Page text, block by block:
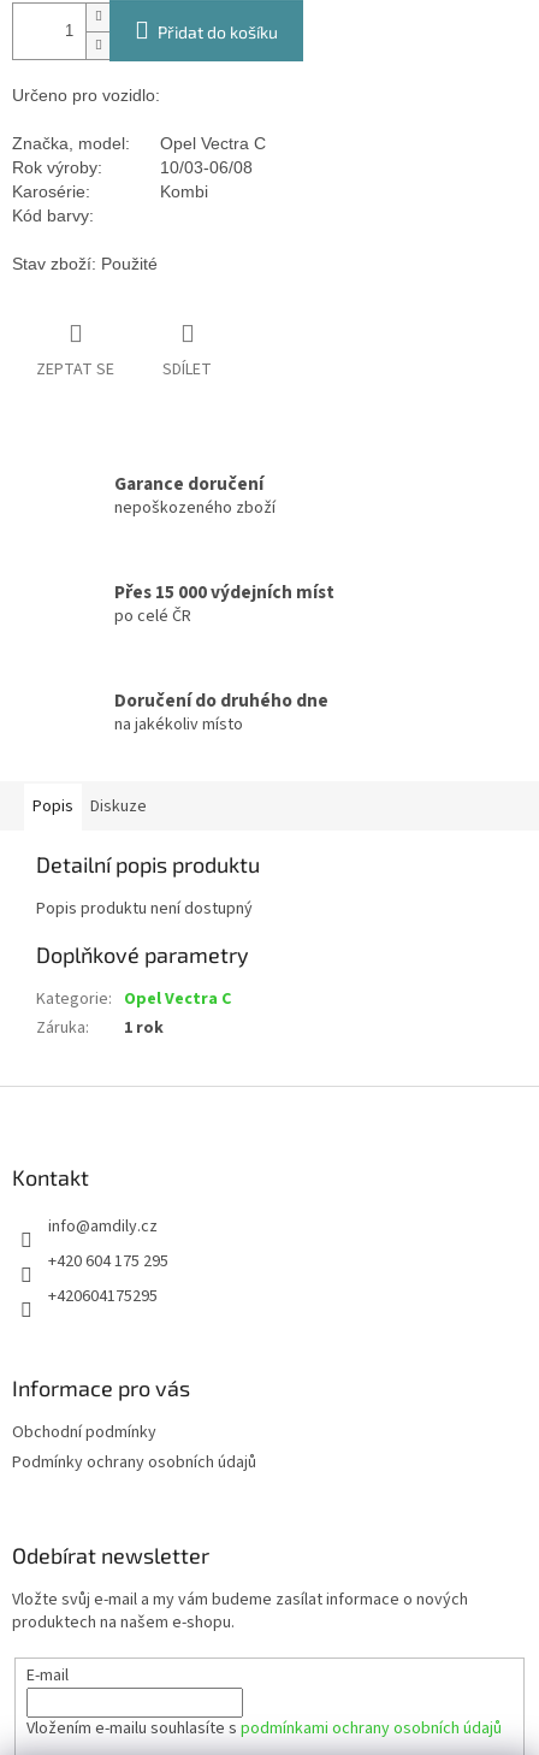
Přidat do košíku
Určeno pro vozidlo:
Značka, model:
Opel Vectra C
Rok výroby:
10/03-06/08
Karosérie:
Kombi
Kód barvy:
Stav zboží: Použité
ZEPTAT SE SDÍLET
Garance doručení
nepoškozeného zboží
Přes 15 000 výdejních míst
po celé ČR
Doručení do druhého dne
na jakékoliv místo
Popis Diskuze
Detailní popis produktu
Popis produktu není dostupný
Doplňkové parametry
Kategorie: Opel Vectra C
Záruka: 1 rok
Kontakt
info@amdily.cz
+420 604 175 295
+420604175295
Informace pro vás
Obchodní podmínky
Podmínky ochrany osobních údajů
Odebírat newsletter
Vložte svůj e-mail a my vám budeme zasílat informace o nových
produktech na našem e-shopu.
E-mail
Vložením e-mailu souhlasíte s podmínkami ochrany osobních údajů